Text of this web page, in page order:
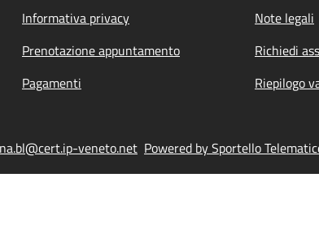
Informativa privacy
Note legali
Prenotazione appuntamento
Richiedi
Pagamenti
Riepilogo
veneto.net Powered by Sportello